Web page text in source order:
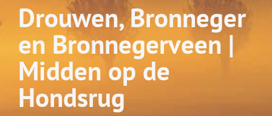
Drouwen, Bronneger
en Bronnegerveen |
Midden op de
Hondsrug